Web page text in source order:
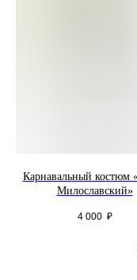
Карнавальный костюм
Милославский»
4 000 ₽